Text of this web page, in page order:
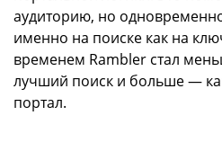
аудиторию, но
именно на поиске как на
временем Rambler стал
лучший поиск и больше —
портал.